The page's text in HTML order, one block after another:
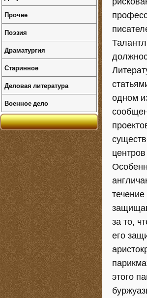
одном
за то,
его
этого
Прочее
Поэзия
Драматургия
Старинное
Деловая литература
Военное дело